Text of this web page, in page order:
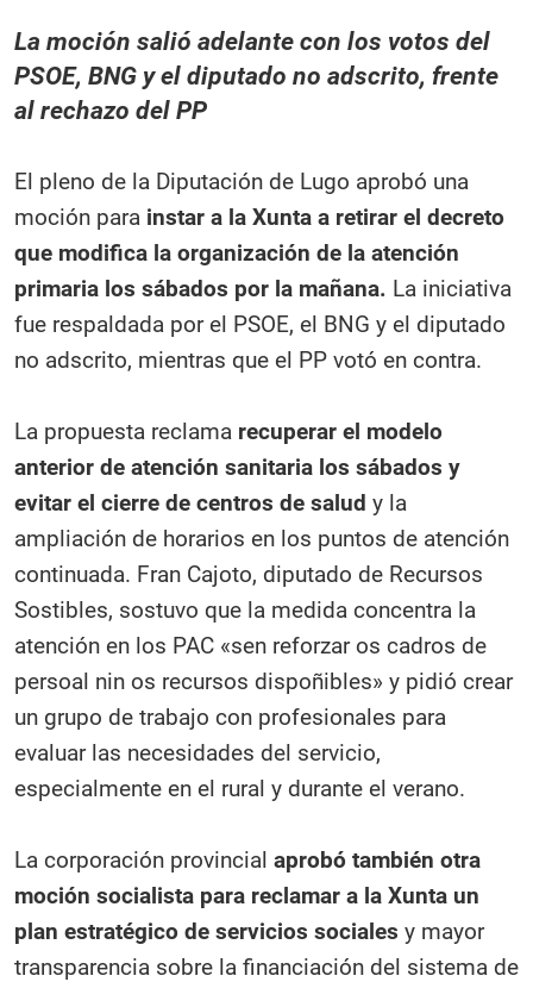
La moción salió adelante con los votos del
PSOE, BNG y el diputado no adscrito, frente
al rechazo del PP
El pleno de la Diputación de Lugo aprobó una
moción para instar a la Xunta a retirar el decreto
que modifica la organización de la atención
primaria los sábados por la mañana. La iniciativa
fue respaldada por el PSOE, el BNG y el diputado
no adscrito, mientras que el PP votó en contra.
La propuesta reclama recuperar el modelo
anterior de atención sanitaria los sábados y
evitar el cierre de centros de salud y la
ampliación de horarios en los puntos de atención
continuada. Fran Cajoto, diputado de Recursos
Sostibles, sostuvo que la medida concentra la
atención en los PAC «sen reforzar os cadros de
persoal nin os recursos dispoñibles» y pidió crear
un grupo de trabajo con profesionales para
evaluar las necesidades del servicio,
especialmente en el rural y durante el verano.
La corporación provincial aprobó también otra
moción socialista para reclamar a la Xunta un
plan estratégico de servicios sociales y mayor
transparencia sobre la financiación del sistema de